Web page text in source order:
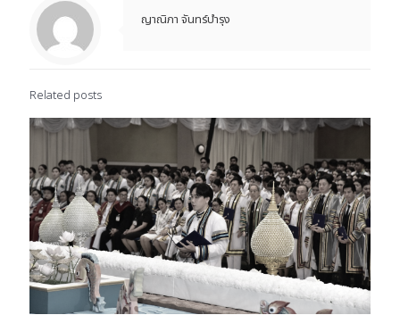
ญาณิภา จันทร์บำรุง
Related posts